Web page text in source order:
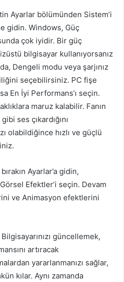
Ayarlar bölümünden Sistem’i
gidin. Windows, Güç
çok iyidir. Bir güç
bilgisayar kullanıyorsanız
Dengeli modu veya şarjınız
seçebilirsiniz. PC fişe
En İyi Performans’ı seçin.
maruz kalabilir. Fanın
ses çıkardığını
olabildiğince hızlı ve güçlü
Ayarlar’a gidin,
Efektler’i seçin. Devam
ve Animasyon efektlerini
güncellemek,
artıracak
yararlanmanızı sağlar,
kılar. Aynı zamanda